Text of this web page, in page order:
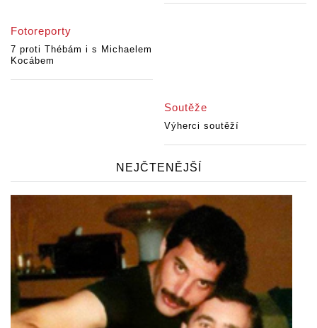
Fotoreporty
7 proti Thébám i s Michaelem
Kocábem
Soutěže
Výherci soutěží
NEJČTENĚJŠÍ